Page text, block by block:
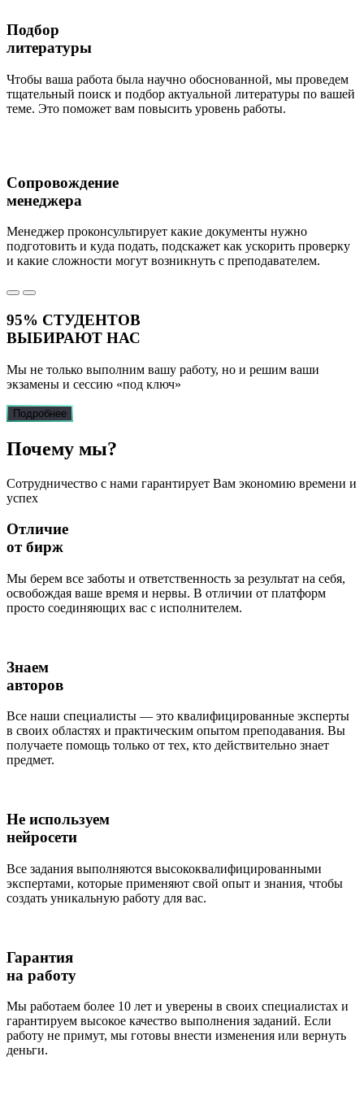
Подбор
литературы
Чтобы ваша работа была научно обоснованной, мы проведем
тщательный поиск и подбор актуальной литературы по вашей
теме. Это поможет вам повысить уровень работы.
Сопровождение
менеджера
Менеджер проконсультирует какие документы нужно
подготовить и куда подать, подскажет как ускорить проверку
и какие сложности могут возникнуть с преподавателем.
95% СТУДЕНТОВ
ВЫБИРАЮТ НАС
Мы не только выполним вашу работу, но и решим ваши
экзамены и сессию «под ключ»
Подробнее
Почему мы?
Сотрудничество с нами гарантирует Вам экономию времени и
успех
Отличие
от бирж
Мы берем все заботы и ответственность за результат на себя,
освобождая ваше время и нервы. В отличии от платформ
просто соединяющих вас с исполнителем.
Знаем
авторов
Все наши специалисты — это квалифицированные эксперты
в своих областях и практическим опытом преподавания. Вы
получаете помощь только от тех, кто действительно знает
предмет.
Не используем
нейросети
Все задания выполняются высококвалифицированными
экспертами, которые применяют свой опыт и знания, чтобы
создать уникальную работу для вас.
Гарантия
на работу
Мы работаем более 10 лет и уверены в своих специалистах и
гарантируем высокое качество выполнения заданий. Если
работу не примут, мы готовы внести изменения или вернуть
деньги.